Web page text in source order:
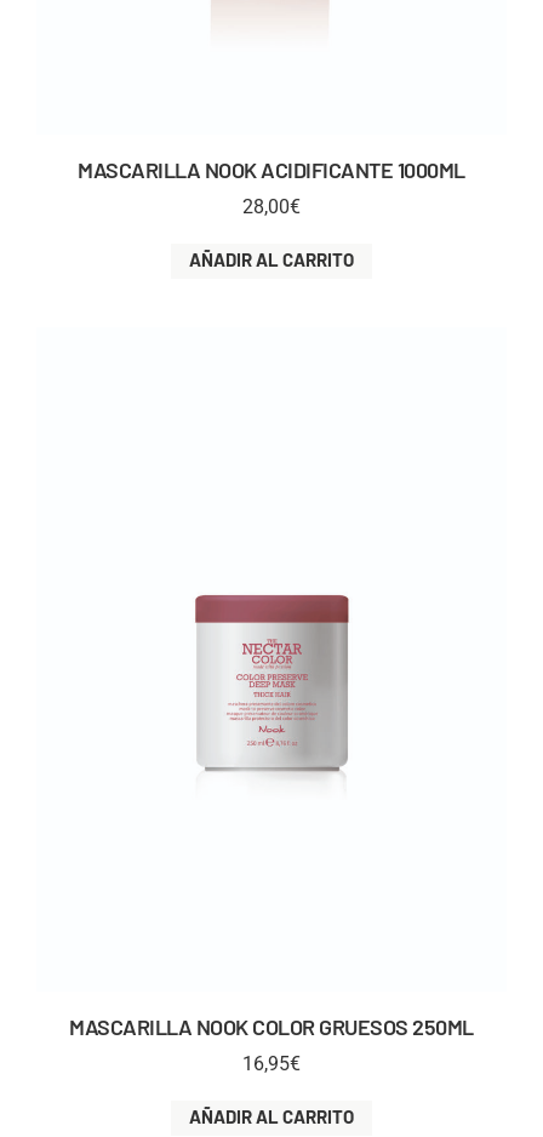
MASCARILLA NOOK ACIDIFICANTE 1000ML
28,00€
AÑADIR AL CARRITO
MASCARILLA NOOK COLOR GRUESOS 250ML
16,95€
AÑADIR AL CARRITO